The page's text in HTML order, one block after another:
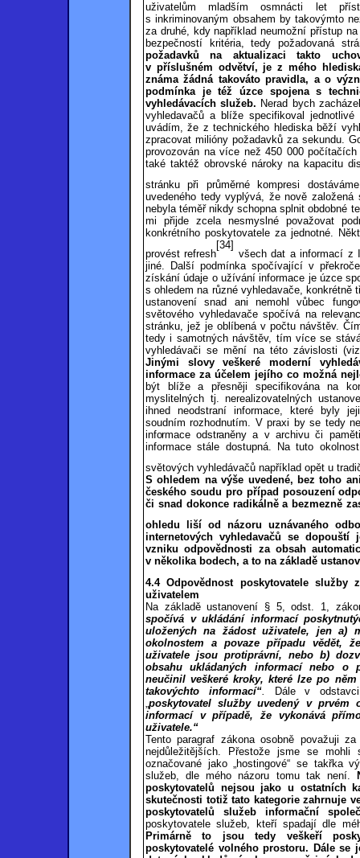
uživatelům mladším osmnácti let
s inkriminovaným obsahem by takovýmto
za druhé, kdy například neumožní přístup
bezpečností kritéria, tedy požadovaná
požadavků na aktualizaci takto
v příslušném odvětví, je z mého
známa žádná takováto pravidla, a o
podmínka je též úzce spojena s
vyhledávacích služeb. Nerad bych
vyhledavačů a blíže specifikoval
uvádím, že z technického hlediska běží
zpracovat milióny požadavků za sekundu.
provozován na více než 450 000
také taktéž obrovské nároky na kapacitu
stránku při průměrné kompresi
uvedeného tedy vyplývá, že nově
nebyla téměř nikdy schopna splnit obdobné
mi přijde zcela nesmyslné považovat
konkrétního poskytovatele za jednotné.
provést refresh
[34]
všech dat a informací z
jiné. Další podmínka spočívající v
získání údaje o užívání informace je úzce
s ohledem na různé vyhledavače, konkrétně
ustanovení snad ani nemohl vůbec
světového vyhledavače spočívá na
stránku, jež je oblíbená v počtu návštěv.
tedy i samotných návštěv, tím více se
vyhledávači se mění na této závislosti
Jinými slovy veškeré moderní
informace za účelem jejího co možná
být blíže a přesněji specifikována na
myslitelných tj. nerealizovatelných
ihned neodstraní informace, které byly
soudním rozhodnutím. V praxi by se tedy n
informace odstraněnya v archivu či
informace stále dostupná. Na tuto
světových vyhledávačů například opět u
S ohledem na výše uvedené, bez toho
českého soudu pro případ posouzení
či snad dokonce radikálně a bezmezně
ohledu liší od názoru uznávaného
internetových vyhledavačů se
vzniku odpovědnosti za obsah
v několika bodech, a to na základě
4.4 Odpovědnost poskytovatele služby
uživatelem
Na základě ustanovení § 5, odst. 1,
spočívá v ukládání informací
uložených na žádost uživatele, jen a)
okolnostem a povaze případu vědět,
uživatele jsou protiprávní, nebo b)
obsahu ukládaných informací nebo o
neučinil veškeré kroky, které lze po
takovýchto informací“.
Dále v
poskytovatel služby uvedený v prvém
informací v případě, že vykonává
uživatele.“
Tento paragraf zákona osobně považuji
nejdůležitějších. Přestože jsme se
označované jako „hostingové“ se takřka
služeb, dle mého názoru tomu tak není.
poskytovatelů nejsou jako u ostatních
skutečnosti totiž tato kategorie zahrnuje
poskytovatelů služeb informační
poskytovatele služeb, kteří spadají dle
Primárně to jsou tedy veškeří
poskytovatelé volného prostoru. Dále se